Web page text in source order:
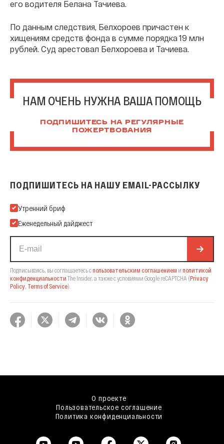
его водителя Белана Тачиева.
По данным следствия, Белхороев причастен к
хищениям средств фонда в сумме порядка 19 млн
рублей. Суд арестовал Белхороева и Тачиева.
НАМ ОЧЕНЬ НУЖНА ВАША ПОМОЩЬ
ПОДПИШИТЕСЬ НА РЕГУЛЯРНЫЕ
ПОЖЕРТВОВАНИЯ
ПОДПИШИТЕСЬ НА НАШУ EMAIL-РАССЫЛКУ
Подпишитесь на нашу Email-рассылку
Утренний бриф
Еженедельный дайджест
Подписываясь, вы соглашаетесь спользовательским соглашением и политикой
конфиденциальности The Insider, а также с условиями Google reCAPTCHA (Privacy
Policy, Terms of Service).
О проекте
Пользовательское соглашение
Политика конфиденциальности